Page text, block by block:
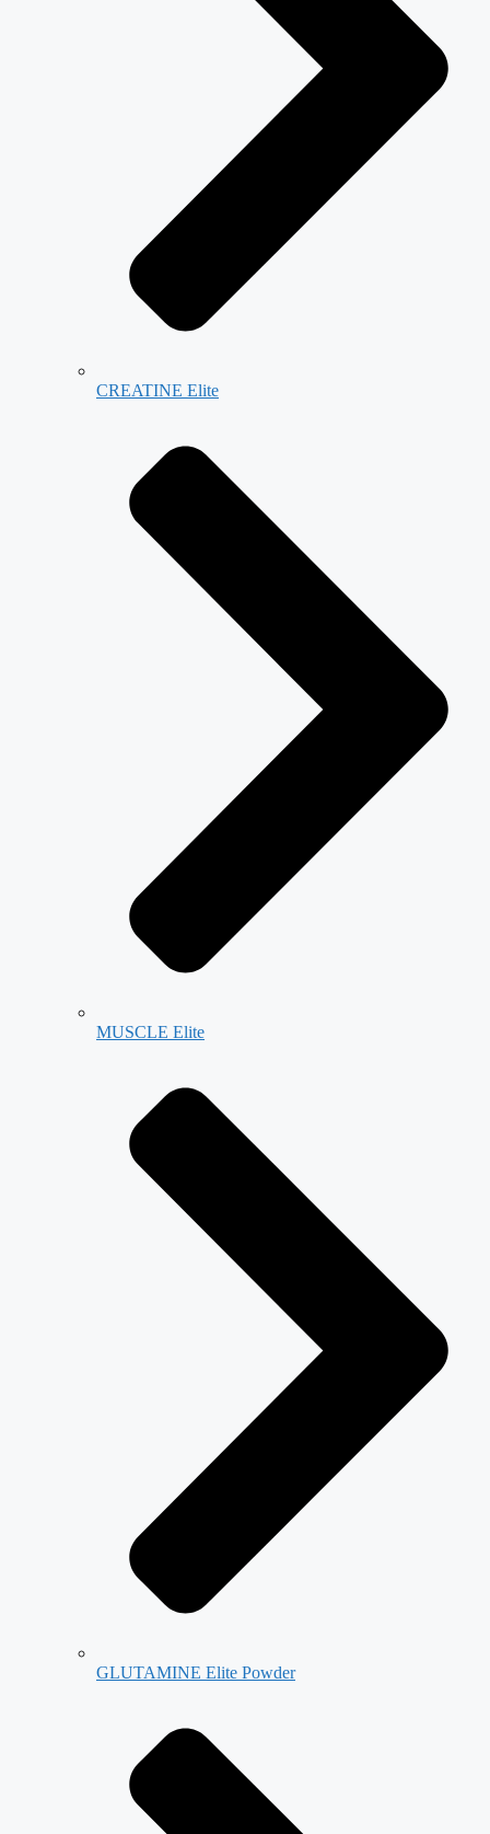
CREATINE Elite
MUSCLE Elite
GLUTAMINE Elite Powder